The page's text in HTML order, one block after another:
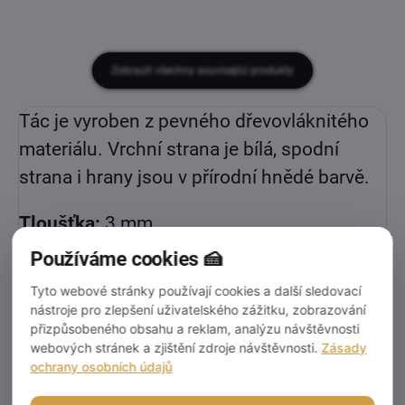
Zobrazit všechny související produkty
Tác je vyroben z pevného dřevovláknitého
materiálu. Vrchní strana je bílá, spodní
strana i hrany jsou v přírodní hnědé barvě.
Tloušťka:3 mm
Pro přímý kontakt s potravinami
doporučujeme položit pod dort ještě
tenkou podložkuv podobném rozměru jako
samotný dort.
Před použitím doporučujeme tác jemně
Používáme cookies 🍰
Tyto webové stránky používají cookies a další sledovací
nástroje pro zlepšení uživatelského zážitku, zobrazování
přizpůsobeného obsahu a reklam, analýzu návštěvnosti
webových stránek a zjištění zdroje návštěvnosti. Zásady
ochrany osobních údajů